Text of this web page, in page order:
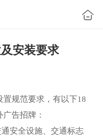
安装要求
规范要求，有以下18
广告招牌：
安全设施、交通标志